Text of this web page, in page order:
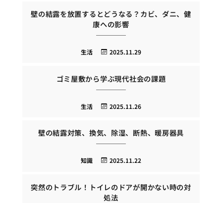
壁の結露を放置するとどうなる？カビ、ダニ、健
康への影響
2025.11.29
生活
ゴミ屋敷から学ぶ現代社会の課題
2025.11.26
生活
壁の結露対策、換気、除湿、断熱、暖房器具
2025.11.22
知識
突然のトラブル！トイレのドアが開かない時の対
処法